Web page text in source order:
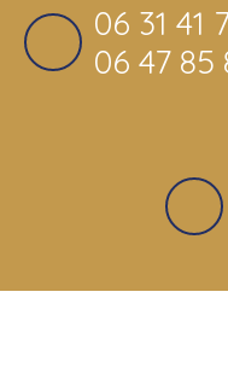
06 31 41
06 47 85